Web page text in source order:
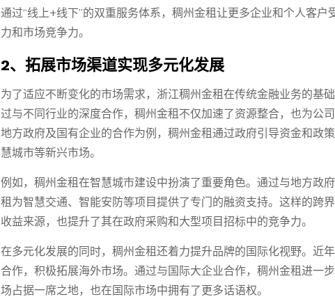
通过“线上+线下”的双重服务体系，稠州金租让更多企业和个人客
力和市场竞争力。
2、拓展市场渠道实现多元化发展
为了适应不断变化的市场需求，浙江稠州金租在传统金融业务的基
过与不同行业的深度合作，稠州金租不仅加速了资源整合，也为公
地方政府及国有企业的合作为例，稠州金租通过政府引导资金和政
慧城市等新兴市场。
例如，稠州金租在智慧城市建设中扮演了重要角色。通过与地方政
租为智慧交通、智能安防等项目提供了专门的融资支持。这样的跨
收益来源，也提升了其在政府采购和大型项目招标中的竞争力。
在多元化发展的同时，稠州金租还着力提升品牌的国际化视野。近
合作，积极拓展海外市场。通过与国际大企业合作，稠州金租进一
场占据一席之地，也在国际市场中拥有了更多话语权。